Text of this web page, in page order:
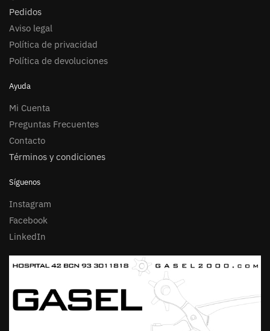
Pedidos
Aviso legal
Política de privacidad
Política de devoluciones
Ayuda
Mi Cuenta
Preguntas Frecuentes
Contacto
Términos y condiciones
Síguenos
Instagram
Facebook
LinkedIn